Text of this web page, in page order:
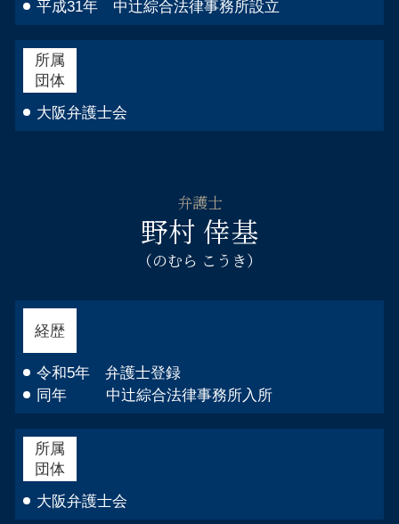
平成31年 中辻綜合法律事務所設立
所属
団体
大阪弁護士会
弁護士
野村 倖基
（のむら こうき）
経歴
令和5年 弁護士登録
同年 中辻綜合法律事務所入所
所属
団体
大阪弁護士会